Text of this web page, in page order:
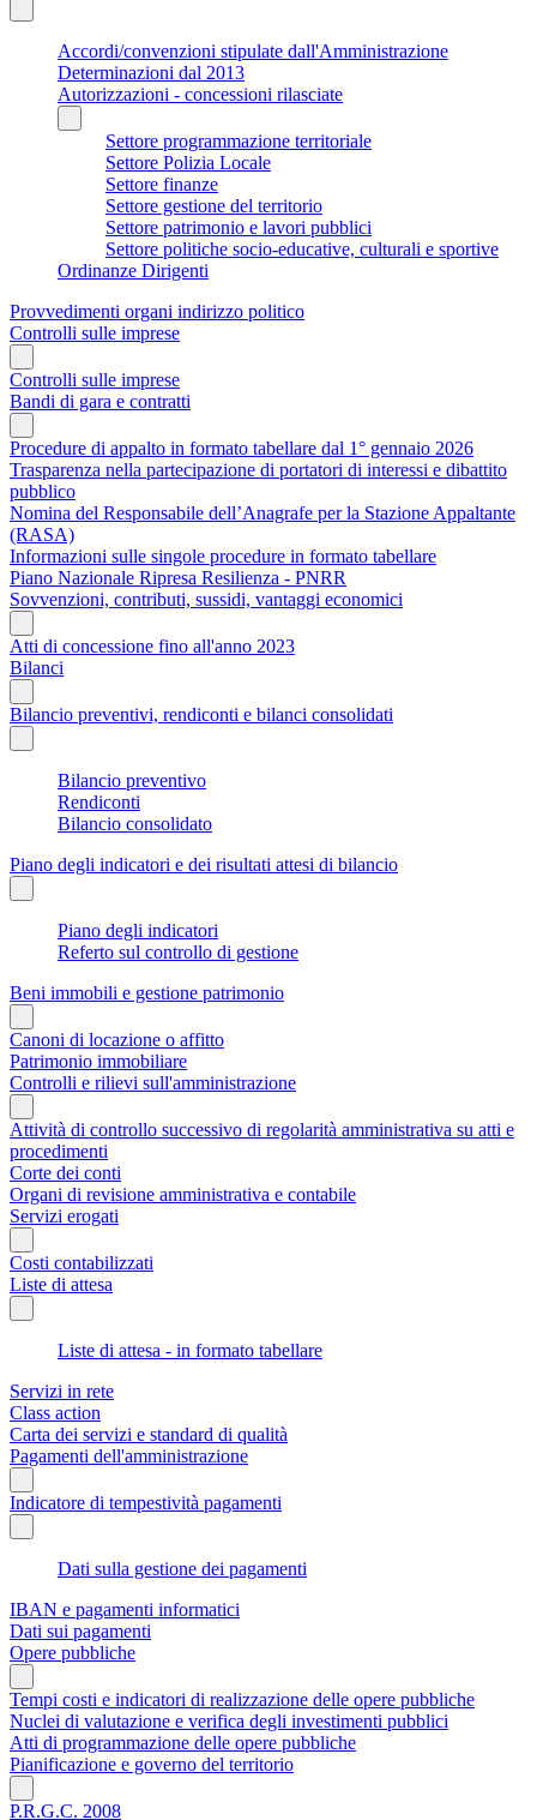
Accordi/convenzioni stipulate dall'Amministrazione
Determinazioni dal 2013
Autorizzazioni - concessioni rilasciate
Settore programmazione territoriale
Settore Polizia Locale
Settore finanze
Settore gestione del territorio
Settore patrimonio e lavori pubblici
Settore politiche socio-educative, culturali e sportive
Ordinanze Dirigenti
Provvedimenti organi indirizzo politico
Controlli sulle imprese
Controlli sulle imprese
Bandi di gara e contratti
Procedure di appalto in formato tabellare dal 1° gennaio 2026
Trasparenza nella partecipazione di portatori di interessi e dibattito
pubblico
Nomina del Responsabile dell’Anagrafe per la Stazione Appaltante
(RASA)
Informazioni sulle singole procedure in formato tabellare
Piano Nazionale Ripresa Resilienza - PNRR
Sovvenzioni, contributi, sussidi, vantaggi economici
Atti di concessione fino all'anno 2023
Bilanci
Bilancio preventivi, rendiconti e bilanci consolidati
Bilancio preventivo
Rendiconti
Bilancio consolidato
Piano degli indicatori e dei risultati attesi di bilancio
Piano degli indicatori
Referto sul controllo di gestione
Beni immobili e gestione patrimonio
Canoni di locazione o affitto
Patrimonio immobiliare
Controlli e rilievi sull'amministrazione
Attività di controllo successivo di regolarità amministrativa su atti e
procedimenti
Corte dei conti
Organi di revisione amministrativa e contabile
Servizi erogati
Costi contabilizzati
Liste di attesa
Liste di attesa - in formato tabellare
Servizi in rete
Class action
Carta dei servizi e standard di qualità
Pagamenti dell'amministrazione
Indicatore di tempestività pagamenti
Dati sulla gestione dei pagamenti
IBAN e pagamenti informatici
Dati sui pagamenti
Opere pubbliche
Tempi costi e indicatori di realizzazione delle opere pubbliche
Nuclei di valutazione e verifica degli investimenti pubblici
Atti di programmazione delle opere pubbliche
Pianificazione e governo del territorio
P.R.G.C. 2008